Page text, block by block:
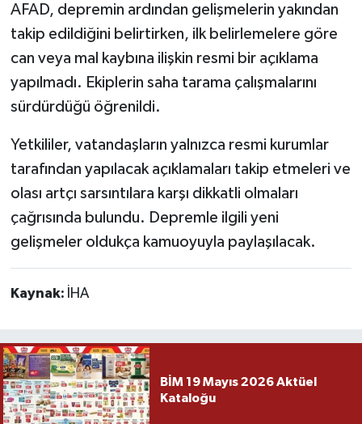
AFAD, depremin ardından gelişmelerin yakından
takip edildiğini belirtirken, ilk belirlemelere göre
can veya mal kaybına ilişkin resmi bir açıklama
yapılmadı. Ekiplerin saha tarama çalışmalarını
sürdürdüğü öğrenildi.
Yetkililer, vatandaşların yalnızca resmi kurumlar
tarafından yapılacak açıklamaları takip etmeleri ve
olası artçı sarsıntılara karşı dikkatli olmaları
çağrısında bulundu. Depremle ilgili yeni
gelişmeler oldukça kamuoyuyla paylaşılacak.
Kaynak: İHA
BİM 19 Mayıs 2026 Aktüel
Kataloğu